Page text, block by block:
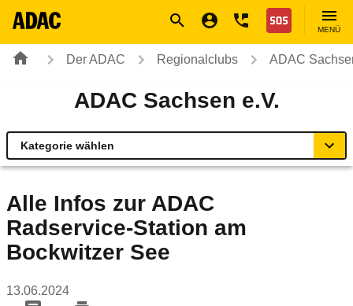
Nothilfe
MENÜ
Der ADAC Regionalclubs ADAC
ADAC Sachsen e.V.
Kategorie wählen
Ihr Kontakt zum ADAC Sachsen
Alle Infos zur ADAC
Radservice-Station am
Bockwitzer See
13.06.2024